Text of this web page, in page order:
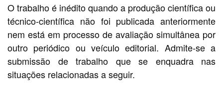
O trabalho é inédito quando a produção científica ou
técnico-científica não foi publicada anteriormente
nem está em processo de avaliação simultânea por
outro periódico ou veículo editorial. Admite-se a
submissão de trabalho que se enquadra nas
situações relacionadas a seguir.